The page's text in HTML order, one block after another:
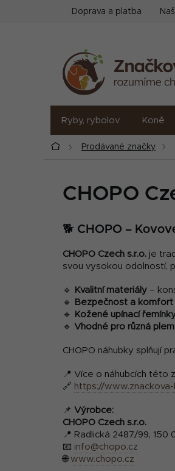
Doprava a platba
Ryby, rybolov Koně
DomůProdávané značky
CHOPO
🐕 CHOPO –
CHOPO Czech s.r.o. je
svou vysokou odolností,
🔹 Kvalitní materiály –
🔹
Bezpečnost a komfort
🔹
Kožené upínací
🔹 Vhodné pro různá
CHOPO náhubky splňují
📍 Více o náhubcích této
🔗 https://
📌 Výrobce:
CHOPO Czech s.r.o.
📍 Radlická 2487/99, 150
📧 info@chopo.cz
🌐www.chopo.cz